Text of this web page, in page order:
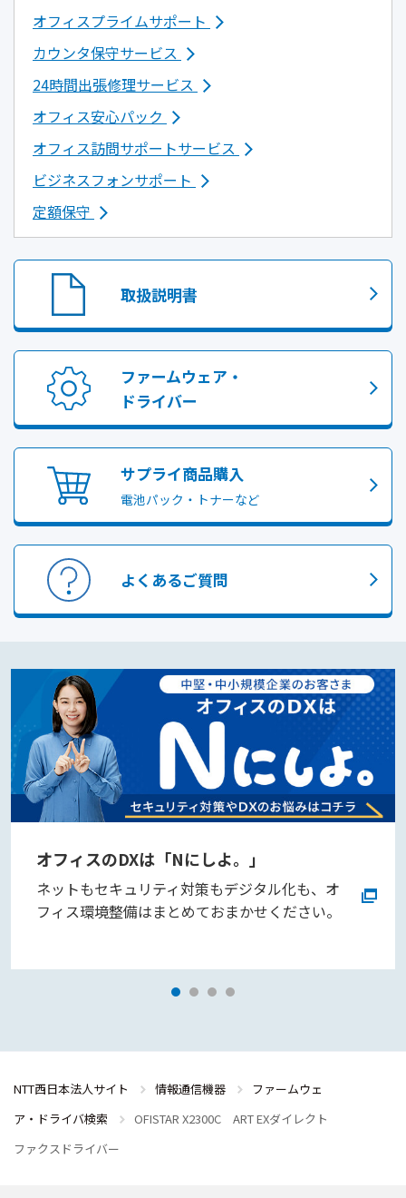
オフィスプライムサポート
カウンタ保守サービス
24時間出張修理サービス
オフィス安心パック
オフィス訪問サポートサービス
ビジネスフォンサポート
定額保守
取扱説明書
ファームウェア・
ドライバー
サプライ商品購入
電池パック・トナーなど
よくあるご質問
オフィスのDXは「Nにしよ。」
ネットもセキュリティ対策もデジタル化も、オ
フィス環境整備はまとめておまかせください。
NTT西日本法人サイト 情報通信機器
ファームウェ
ア・ドライバ検索
OFISTAR X2300C ART EXダイレクト
ファクスドライバー